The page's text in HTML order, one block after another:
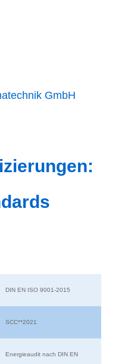
GmbH
DIN EN ISO 9001-2015
SCC**2021
Energieaudit nach DIN EN